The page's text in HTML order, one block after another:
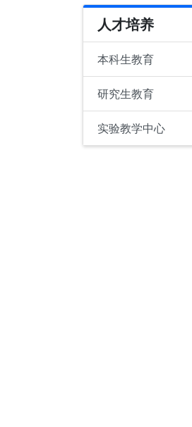
人才培养
本科生教育
研究生教育
实验教学中心